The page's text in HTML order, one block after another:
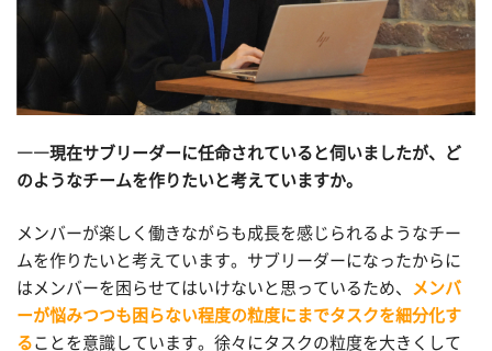
――現在サブリーダーに任命されていると伺いましたが、ど
のようなチームを作りたいと考えていますか。
メンバーが楽しく働きながらも成長を感じられるようなチー
ムを作りたいと考えています。サブリーダーになったからに
はメンバーを困らせてはいけないと思っているため、
メンバ
ーが悩みつつも困らない程度の粒度にまでタスクを細分化す
る ことを意識しています。徐々にタスクの粒度を大きくして